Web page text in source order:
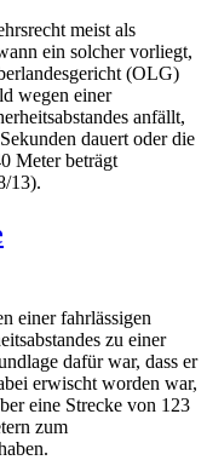
meist als
ein solcher vorliegt,
(OLG)
wegen einer
anfällt,
dauert oder die
Meter beträgt
13).
einer fahrlässigen
zu einer
dafür war, dass er
erwischt worden war,
eine Strecke von 123
zum